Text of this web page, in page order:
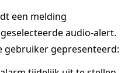
een melding
audio-alert.
gebruiker gepresenteerd: